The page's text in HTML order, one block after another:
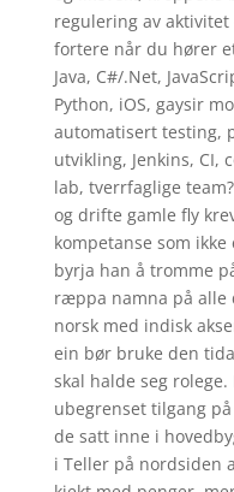
regulering av
fortere når du hører
Java, C#/.Net,
Python, iOS, gaysir
automatisert testing,
utvikling, Jenkins, CI,
lab, tverrfaglige
og drifte gamle fly
kompetanse som
byrja han å tromme
ræppa namna på alle
norsk med indisk
ein bør bruke den
skal halde seg
ubegrenset tilgang
de satt inne i
i Teller på nordsiden